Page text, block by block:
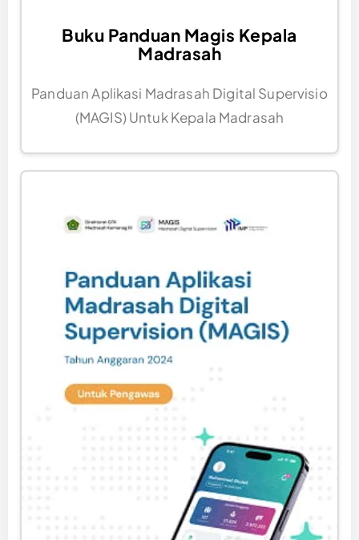
Buku Panduan Magis Kepala
Madrasah
Panduan Aplikasi Madrasah Digital Supervisio
(MAGIS) Untuk Kepala Madrasah